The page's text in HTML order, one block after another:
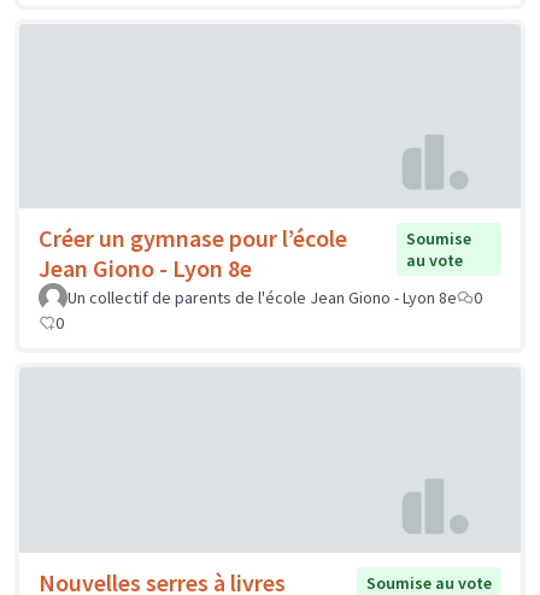
Créer un gymnase pour l’école
Jean Giono - Lyon 8e
Soumise
au vote
Un collectif de parents de l'école Jean Giono - Lyon 8e
0
0
Nouvelles serres à livres
Soumise au vote